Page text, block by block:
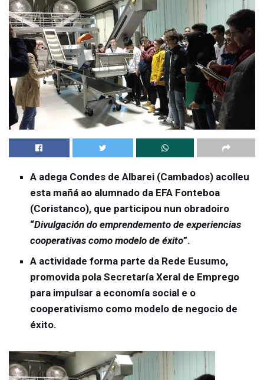
A adega Condes de Albarei (Cambados) acolleu
esta mañá ao alumnado da EFA Fonteboa
(Coristanco), que participou nun obradoiro
“Divulgación do emprendemento de experiencias
cooperativas como modelo de éxito”.
A actividade forma parte da Rede Eusumo,
promovida pola Secretaría Xeral de Emprego
para impulsar a economía social e o
cooperativismo como modelo de negocio de
éxito.